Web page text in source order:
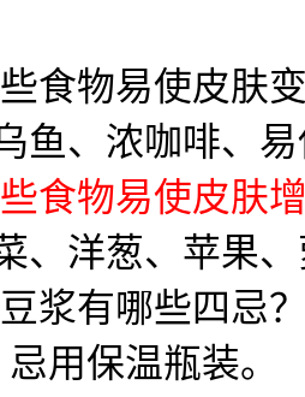
食物易使皮肤
鱼、浓咖啡、
食物易使皮肤
、洋葱、苹果
浆有哪些四忌
忌用保温瓶装。